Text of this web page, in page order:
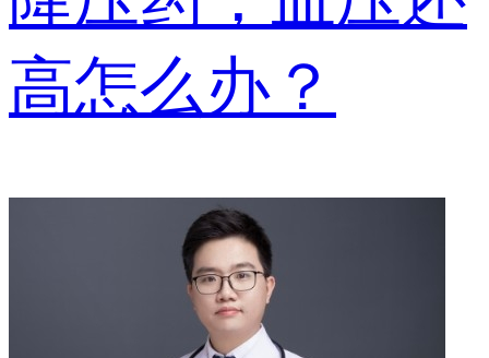
高怎么办？